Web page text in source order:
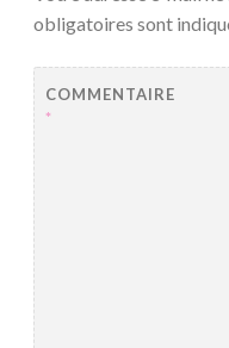
obligatoires sont
COMMENTAIRE
*